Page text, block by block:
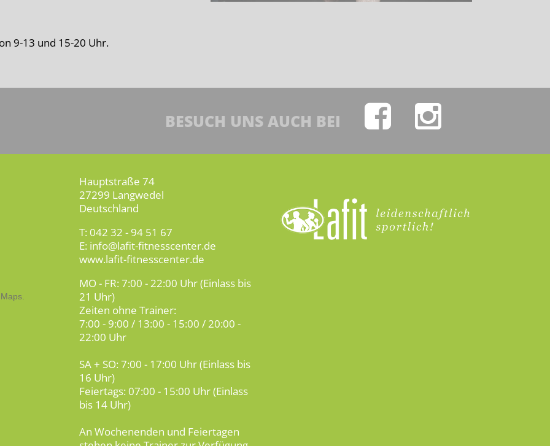
9-13 und 15-20 Uhr.
BESUCH UNS AUCH BEI
Hauptstraße 74
27299 Langwedel
Deutschland
T: 042 32 - 94 51 67
E: info@lafit-fitnesscenter.de
www.lafit-fitnesscenter.de
MO - FR: 7:00 - 22:00 Uhr (Einlass bis
21 Uhr)
Zeiten ohne Trainer:
7:00 - 9:00 / 13:00 - 15:00 / 20:00 -
22:00 Uhr
SA + SO: 7:00 - 17:00 Uhr (Einlass bis
16 Uhr)
Feiertags: 07:00 - 15:00 Uhr (Einlass
bis 14 Uhr)
An Wochenenden und Feiertagen